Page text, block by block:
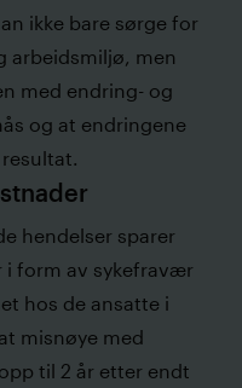
ikke bare sørge for
arbeidsmiljø, men
med endring- og
og at endringene
hendelser sparer
i form av sykefravær
hos de ansatte i
misnøye med
til 2 år etter endt